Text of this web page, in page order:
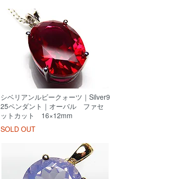
シベリアンルビークォーツ｜Silver9
25ペンダント｜オーバル ファセ
ットカット 16×12mm
SOLD OUT